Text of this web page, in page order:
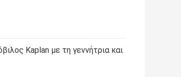
Kaplan με τη γεννήτρια και